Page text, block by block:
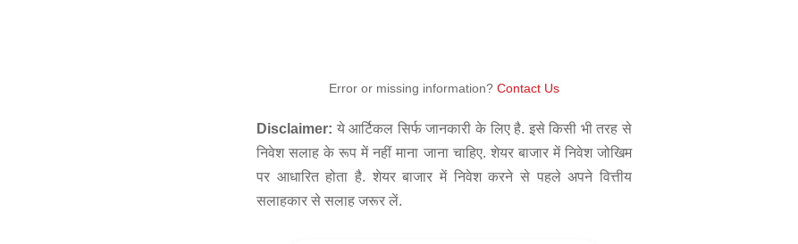
Error or missing information? Contact Us
Disclaimer: ये आर्टिकल सिर्फ जानकारी के लिए है. इसे किसी भी तरह से
निवेश सलाह के रूप में नहीं माना जाना चाहिए. शेयर बाजार में निवेश जोखिम
पर आधारित होता है. शेयर बाजार में निवेश करने से पहले अपने वित्तीय
सलाहकार से सलाह जरूर लें.